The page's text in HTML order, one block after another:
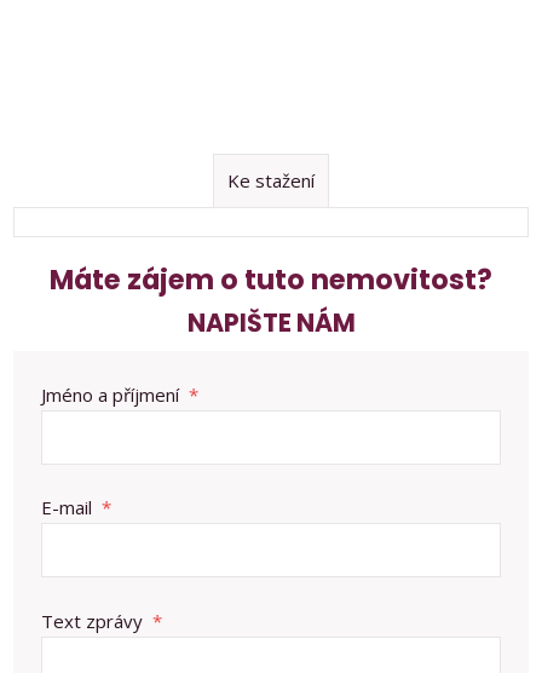
Ke stažení
Máte zájem o tuto nemovitost?
NAPIŠTE NÁM
Jméno a příjmení *
E-mail *
Text zprávy *